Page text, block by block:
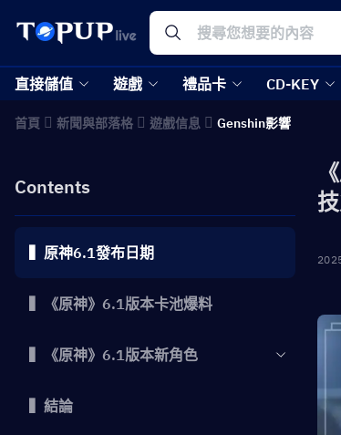
直接儲值 遊戲 禮品卡 CD-KEY
首頁 新聞與部落格 遊戲信息 Genshin影響
Contents
▍原神6.1發布日期
▍《原神》6.1版本卡池爆料
▍《原神》6.1版本新角色
▍結論